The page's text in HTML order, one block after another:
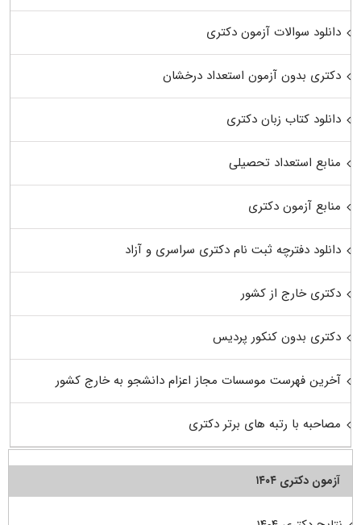
دانلود سوالات آزمون دکتری
دکتری بدون آزمون استعداد درخشان
دانلود کتاب زبان دکتری
منابع استعداد تحصیلی
منابع آزمون دکتری
دانلود دفترچه ثبت نام دکتری سراسری و آزاد
دکتری خارج از کشور
دکتری بدون کنکور پردیس
آخرین فهرست موسسات مجاز اعزام دانشجو به خارج کشور
مصاحبه با رتبه های برتر دکتری
آزمون دکتری ۱۴۰۴